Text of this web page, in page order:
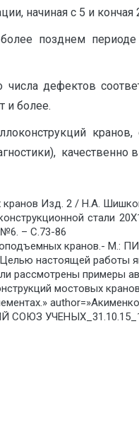
начиная с 5 и кончая
позднем периоде
дефектов
и более.
Изд. 2 / Н.А.
стали
№6. – С.73-86
кранов.- М.:
настоящей работы
рассмотрены примеры
мостовых
СОЮЗ